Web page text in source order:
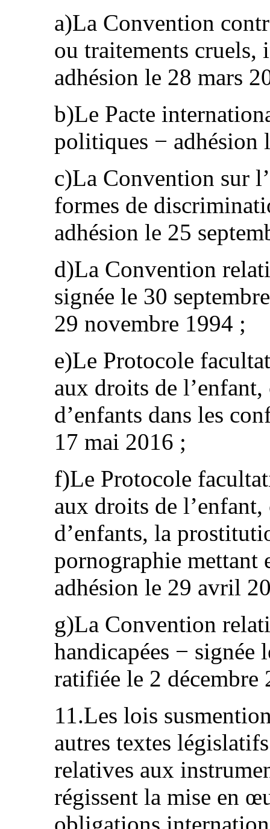
a)La Convention
ou traitements cruels,
adhésion le 28 mars
b)Le Pacte
politiques − adhésion
c)La Convention sur
formes de
adhésion le 25
d)La Convention
signée le 30
29 novembre 1994 ;
e)Le Protocole
aux droits de
d’enfants dans les
17 mai 2016 ;
f)Le Protocole
aux droits de
d’enfants, la
pornographie mettant
adhésion le 29 avril
g)La Convention
handicapées − signée
ratifiée le 2 décembre
11.Les lois
autres textes
relatives aux
régissent la mise en